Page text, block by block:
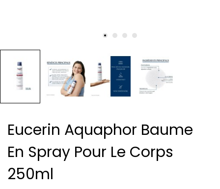
Eucerin Aquaphor Baume
En Spray Pour Le Corps
250ml